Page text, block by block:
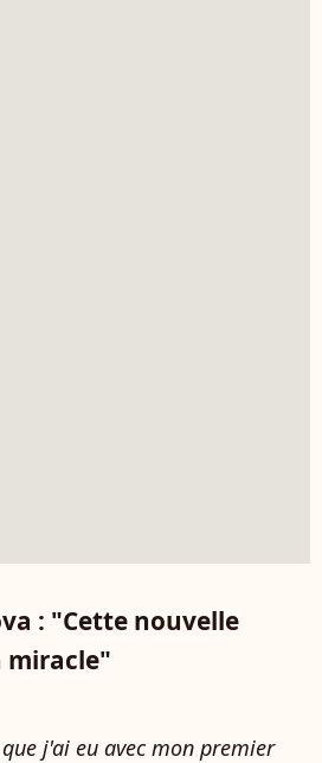
: "Cette nouvelle
miracle"
j'ai eu avec mon premier